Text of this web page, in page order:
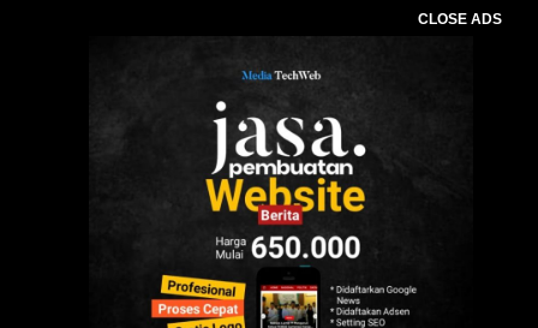
CLOSE ADS